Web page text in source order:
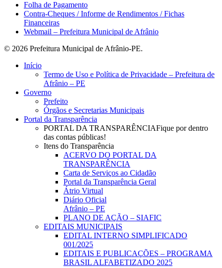
Folha de Pagamento
Contra-Cheques / Informe de Rendimentos / Fichas
Financeiras
Webmail – Prefeitura Municipal de Afrânio
© 2026 Prefeitura Municipal de Afrânio-PE.
Close
Início
Termo de Uso e Política de Privacidade – Prefeitura de
Afrânio – PE
Governo
Prefeito
Órgãos e Secretarias Municipais
Portal da Transparência
PORTAL DA TRANSPARÊNCIAFique por dentro
das contas públicas!
Itens do Transparência
ACERVO DO PORTAL DA
TRANSPARÊNCIA
Carta de Serviços ao Cidadão
Portal da Transparência Geral
Átrio Virtual
Diário Oficial
Afrânio – PE
PLANO DE AÇÃO – SIAFIC
EDITAIS MUNICIPAIS
EDITAL INTERNO SIMPLIFICADO
001/2025
EDITAIS E PUBLICAÇÕES – PROGRAMA
BRASIL ALFABETIZADO 2025